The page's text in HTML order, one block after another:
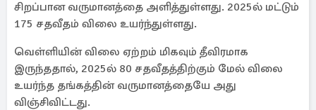
சிறப்பான வருமானத்தை அளித்துள்ளது. 2025ல் மட்டும்
175 சதவீதம் விலை உயர்ந்துள்ளது.
வெள்ளியின் விலை ஏற்றம் மிகவும் தீவிரமாக
இருந்ததால், 2025ல் 80 சதவீதத்திற்கும் மேல் விலை
உயர்ந்த தங்கத்தின் வருமானத்தையே அது
விஞ்சிவிட்டது.